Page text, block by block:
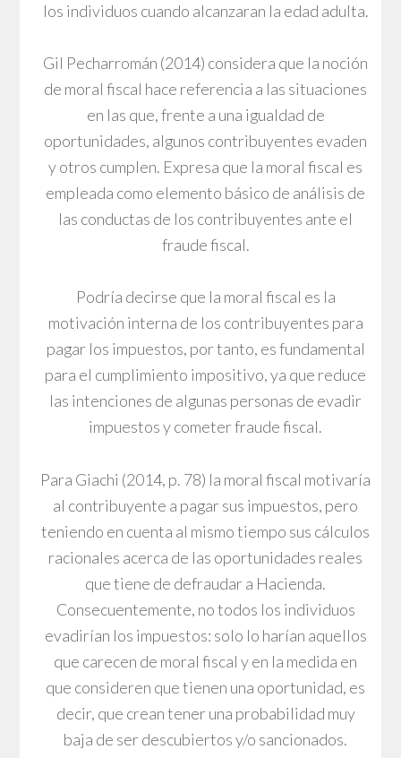
los individuos cuando alcanzaran la edad adulta.
Gil Pecharromán (2014) considera que la noción
de moral fiscal hace referencia a las situaciones
en las que, frente a una igualdad de
oportunidades, algunos contribuyentes evaden
y otros cumplen. Expresa que la moral fiscal es
empleada como elemento básico de análisis de
las conductas de los contribuyentes ante el
fraude fiscal.
Podría decirse que la moral fiscal es la
motivación interna de los contribuyentes para
pagar los impuestos, por tanto, es fundamental
para el cumplimiento impositivo, ya que reduce
las intenciones de algunas personas de evadir
impuestos y cometer fraude fiscal.
Para Giachi (2014, p. 78) la moral fiscal motivaría
al contribuyente a pagar sus impuestos, pero
teniendo en cuenta al mismo tiempo sus cálculos
racionales acerca de las oportunidades reales
que tiene de defraudar a Hacienda.
Consecuentemente, no todos los individuos
evadirían los impuestos: solo lo harían aquellos
que carecen de moral fiscal y en la medida en
que consideren que tienen una oportunidad, es
decir, que crean tener una probabilidad muy
baja de ser descubiertos y/o sancionados.